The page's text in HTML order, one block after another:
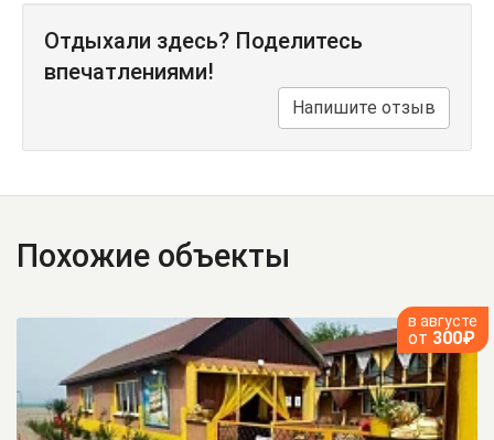
Отдыхали здесь? Поделитесь
впечатлениями!
Напишите отзыв
Похожие объекты
в августе
от 300₽